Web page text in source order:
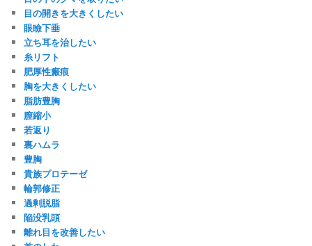
目の開きを大きくしたい
眼瞼下垂
立ち耳を治したい
糸リフト
肥厚性瘢痕
胸を大きくしたい
脂肪豊胸
膣縮小
若返り
裏ハムラ
豊胸
貴族プロテーゼ
輪郭修正
過剰脱脂
陥没乳頭
離れ目を改善したい